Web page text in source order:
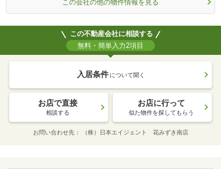
この会社の他の物件情報を見る
この不動産会社に相談する
無料・簡単入力2項目
入居条件 について聞く
お店で直接
相談する
お店に行って
似た物件を探してもらう
お問い合わせ先 （株）日本エイジェント 花みずき南店